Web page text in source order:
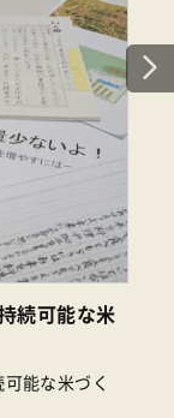
続可能な米
能な米づく